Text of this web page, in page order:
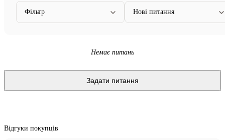
Фільтр Нові питання
Немає питань
Задати питання
Відгуки покупців